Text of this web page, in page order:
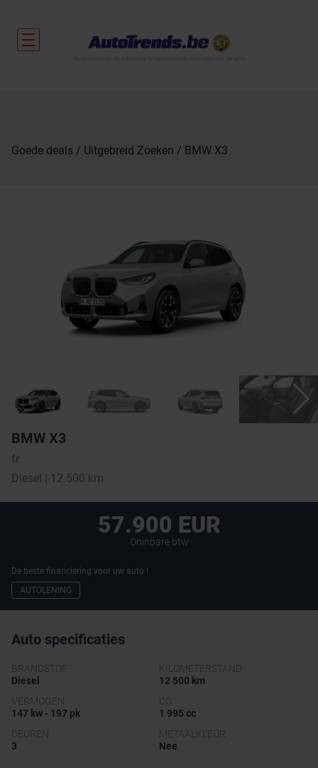
Goede deals Uitgebreid Zoeken BMW X3
BMW X3
fr
Diesel | 12.500 km
57.900 EUR
Oninbare btw
De beste financiering voor uw auto !
AUTOLENING
Auto specificaties
BRANDSTOF
Diesel
KILOMETERSTAND
12 500 km
VERMOGEN
147 kw - 197 pk
CC
1 995 cc
DEUREN
3
METAALKLEUR
Nee